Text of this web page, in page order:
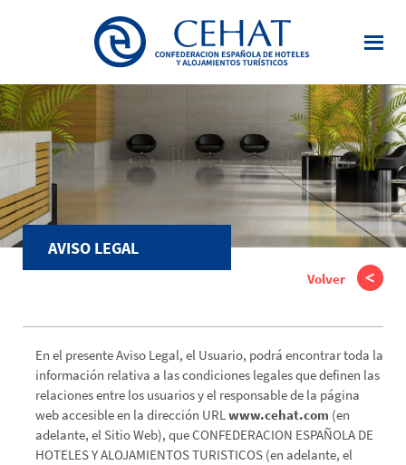
principal
AVISO LEGAL
Volver
En el presente Aviso Legal, el Usuario, podrá encontrar toda la
información relativa a las condiciones legales que definen las
relaciones entre los usuarios y el responsable de la página
web accesible en la dirección URLwww.cehat.com (en
adelante, el Sitio Web), que CONFEDERACION ESPAÑOLA DE
HOTELES Y ALOJAMIENTOS TURISTICOS (en adelante, el